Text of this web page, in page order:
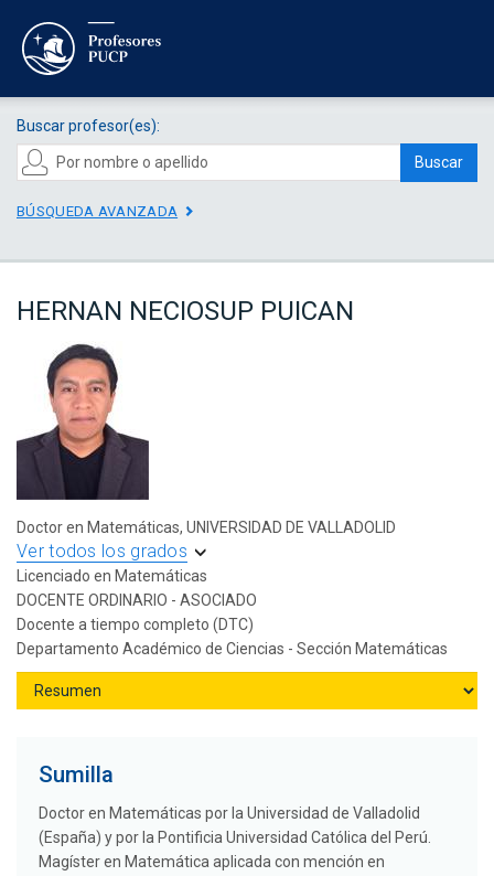
Buscar profesor(es):
Buscar
BÚSQUEDA AVANZADA
HERNAN NECIOSUP PUICAN
Doctor en Matemáticas, UNIVERSIDAD DE VALLADOLID
Ver todos los grados
Licenciado en Matemáticas
DOCENTE ORDINARIO - ASOCIADO
Docente a tiempo completo (DTC)
Departamento Académico de Ciencias - Sección Matemáticas
Sumilla
Doctor en Matemáticas por la Universidad de Valladolid
(España) y por la Pontificia Universidad Católica del Perú.
Magíster en Matemática aplicada con mención en